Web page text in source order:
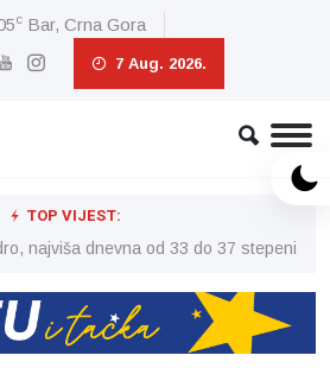
c Bar, Crna Gora
7 Aug. 2026.
TOP VIJEST:
najviša dnevna od 33 do 37 stepeni